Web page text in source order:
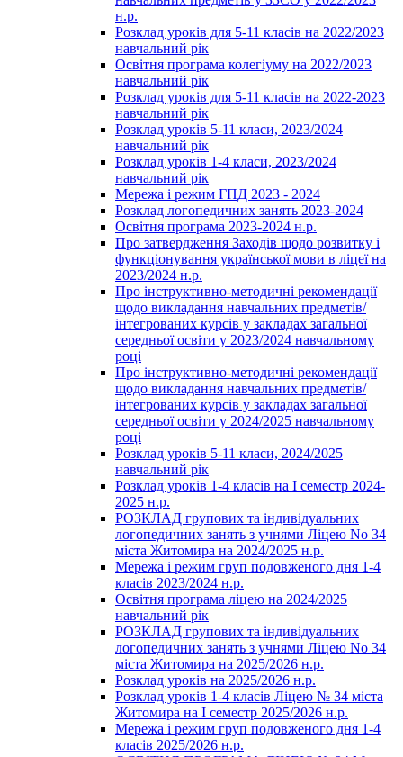
н.р.
Розклад уроків для 5-11 класів на 2022/2023
навчальний рік
Освітня програма колегіуму на 2022/2023
навчальний рік
Розклад уроків для 5-11 класів на 2022-2023
навчальний рік
Розклад уроків 5-11 класи, 2023/2024
навчальний рік
Розклад уроків 1-4 класи, 2023/2024
навчальний рік
Мережа і режим ГПД 2023 - 2024
Розклад логопедичних занять 2023-2024
Освітня програма 2023-2024 н.р.
Про затвердження Заходів щодо розвитку і
функціонування української мови в ліцеї на
2023/2024 н.р.
Про інструктивно-методичні рекомендації
щодо викладання навчальних предметів/
інтегрованих курсів у закладах загальної
середньої освіти у 2023/2024 навчальному
році
Про інструктивно-методичні рекомендації
щодо викладання навчальних предметів/
інтегрованих курсів у закладах загальної
середньої освіти у 2024/2025 навчальному
році
Розклад уроків 5-11 класи, 2024/2025
навчальний рік
Розклад уроків 1-4 класів на І семестр 2024-
2025 н.р.
РОЗКЛАД групових та індивідуальних
логопедичних занять з учнями Ліцею No 34
міста Житомира на 2024/2025 н.р.
Мережа і режим груп подовженого дня 1-4
класів 2023/2024 н.р.
Освітня програма ліцею на 2024/2025
навчальний рік
РОЗКЛАД групових та індивідуальних
логопедичних занять з учнями Ліцею No 34
міста Житомира на 2025/2026 н.р.
Розклад уроків на 2025/2026 н.р.
Розклад уроків 1-4 класів Ліцею № 34 міста
Житомира на І семестр 2025/2026 н.р.
Мережа і режим груп подовженого дня 1-4
класів 2025/2026 н.р.